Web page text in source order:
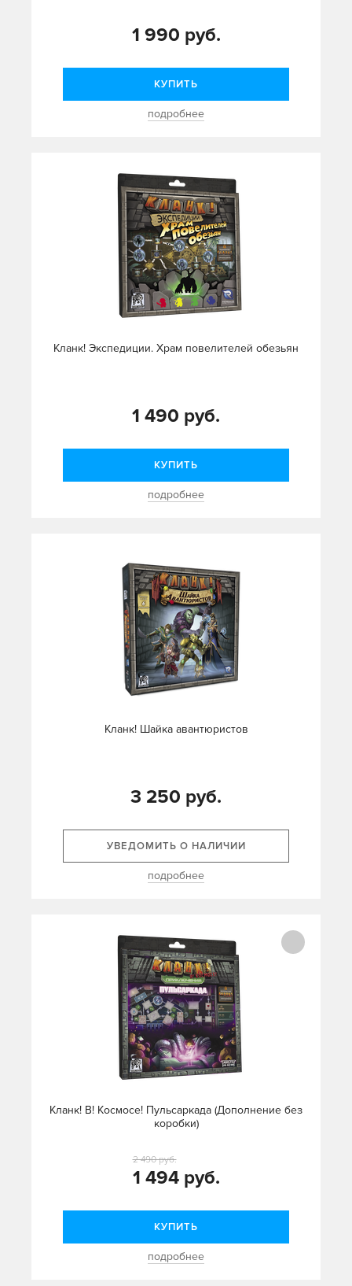
1 990 руб.
КУПИТЬ
подробнее
Кланк! Экспедиции. Храм повелителей обезьян
1 490 руб.
КУПИТЬ
подробнее
Кланк! Шайка авантюристов
3 250 руб.
УВЕДОМИТЬ О НАЛИЧИИ
подробнее
Кланк! В! Космосе! Пульсаркада (Дополнение без
коробки)
1 494 руб.
2 490 руб.
КУПИТЬ
подробнее